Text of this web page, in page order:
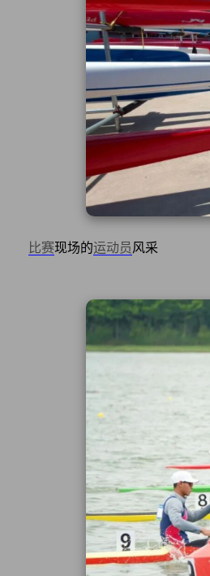
比赛现场的运动员风采